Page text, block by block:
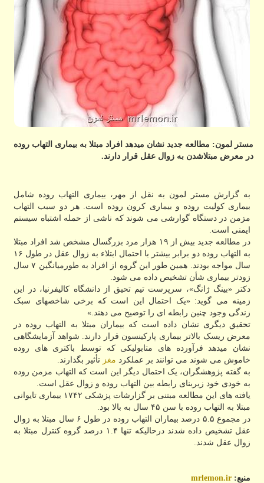
مستر لمون: مطالعه جدید نشان میدهد افراد مبتلا به بیماری التهاب روده
در معرض مبتلاشدن به زوال عقل قرار دارند.
به گزارش مستر لمون به نقل از مهر، بیماری التهاب روده شامل
بیماری کولیت روده و بیماری کرون روده است. هر دو سبب التهاب
مزمن در دستگاه گوارشی می شوند که ناشی از حمله اشتباه سیستم
ایمنی است.
در مطالعه جدید بیش از ۱۹ هزار مرد بزرگسال مشخص شد افراد مبتلا
به التهاب روده دو برابر بیشتر با احتمال ابتلاء به زوال عقل در طول ۱۶
سال مواجه بودند. همین طور این گروه از افراد به طورمیانگین ۷ سال
زودتر بیماری شأن تشخیص داده می شود.
دکتر «بینگ ژانگ»، سرپرست تیم تحیق از دانشگاه کالیفرنیا، در این
زمینه می گوید: «یک احتمال این است که برخی شاخصهای سبک
زندگی وجود چنین رابطه ای را توضیح می دهند.»
تحقیق دیگری نشان داده است که بیماران مبتلا به التهاب روده در
معرض ریسک بالاتر بیماری پارکینسون قرار دارند. شواهد آزمایشگاهی
نشان میدهد فرآورده های متابولیکی که توسط باکتری های روده
خاموش می شوند می توانند بر عملکرد مغز تأثیر بگذارند.
به گفته پژوهشگران، یک احتمال دیگر این است که التهاب مزمن روده
به خودی خود زیربنای رابطه بین التهاب روده و زوال عقل است.
یافته های این مطالعه مبتنی بر گزارشات پزشکی ۱۷۴۲ بیماری تایوانی
مبتلا به التهاب روده با سن ۴۵ سال به بالا بود.
در مجموع ۵.۵ درصد بیماران التهاب روده در طول ۶ سال مبتلا به زوال
عقل تشخیص داده شدند درحالیکه تنها ۱.۴ درصد گروه کنترل مبتلا به
زوال عقل شدند.
منبع: mrlemon.ir